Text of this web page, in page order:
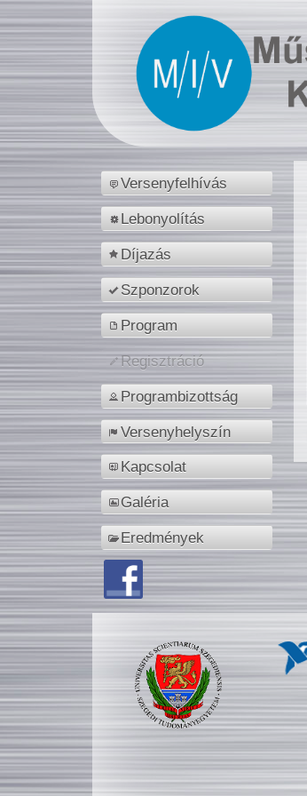
Versenyfelhívás
Lebonyolítás
Díjazás
Szponzorok
Program
Regisztráció
Programbizottság
Versenyhelyszín
Kapcsolat
Galéria
Eredmények